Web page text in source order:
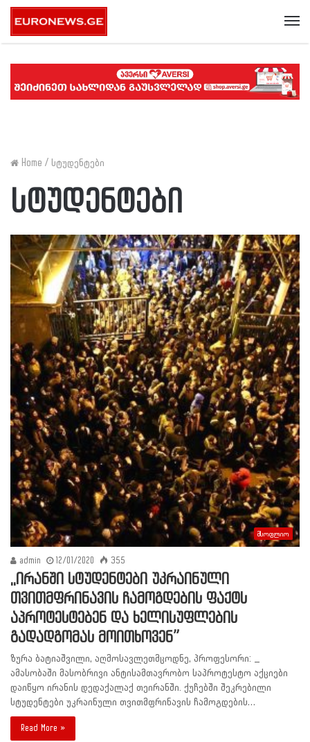
Home / სტუდენტები
სტუდენტები
მსოფლიო
admin 12/01/2020 355
,,ირანში სტუდენტები უკრაინული
თვითმფრინავის ჩამოგდების ფაქტს
აპროტესტებენ და ხელისუფლების
გადადგომას მოითხოვენ”
ზურა ბატიაშვილი, აღმოსავლეთმცოდნე, პროფესორი: _
ამასობაში მასობრივი ანტისამთავრობო საპროტესტო აქციები
დაიწყო ირანის დედაქალაქ თეირანში. ქუჩებში შეკრებილი
სტუდენტები უკრაინული თვითმფრინავის ჩამოგდების…
Read More »